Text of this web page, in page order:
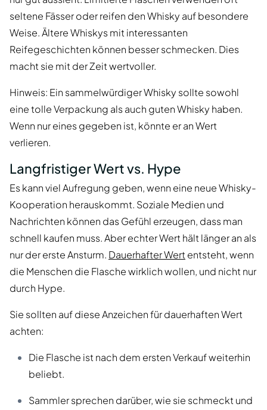
seltene Fässer oder reifen den Whisky auf besondere
Weise. Ältere Whiskys mit interessanten
Reifegeschichten können besser schmecken. Dies
macht sie mit der Zeit wertvoller.
Hinweis: Ein sammelwürdiger Whisky sollte sowohl
eine tolle Verpackung als auch guten Whisky haben.
Wenn nur eines gegeben ist, könnte er an Wert
verlieren.
Langfristiger Wert vs. Hype
Es kann viel Aufregung geben, wenn eine neue Whisky-
Kooperation herauskommt. Soziale Medien und
Nachrichten können das Gefühl erzeugen, dass man
schnell kaufen muss. Aber echter Wert hält länger an als
nur der erste Ansturm. Dauerhafter Wertentsteht, wenn
die Menschen die Flasche wirklich wollen, und nicht nur
durch Hype.
Sie sollten auf diese Anzeichen für dauerhaften Wert
achten:
Die Flasche ist nach dem ersten Verkauf weiterhin
beliebt.
Sammler sprechen darüber, wie sie schmeckt und